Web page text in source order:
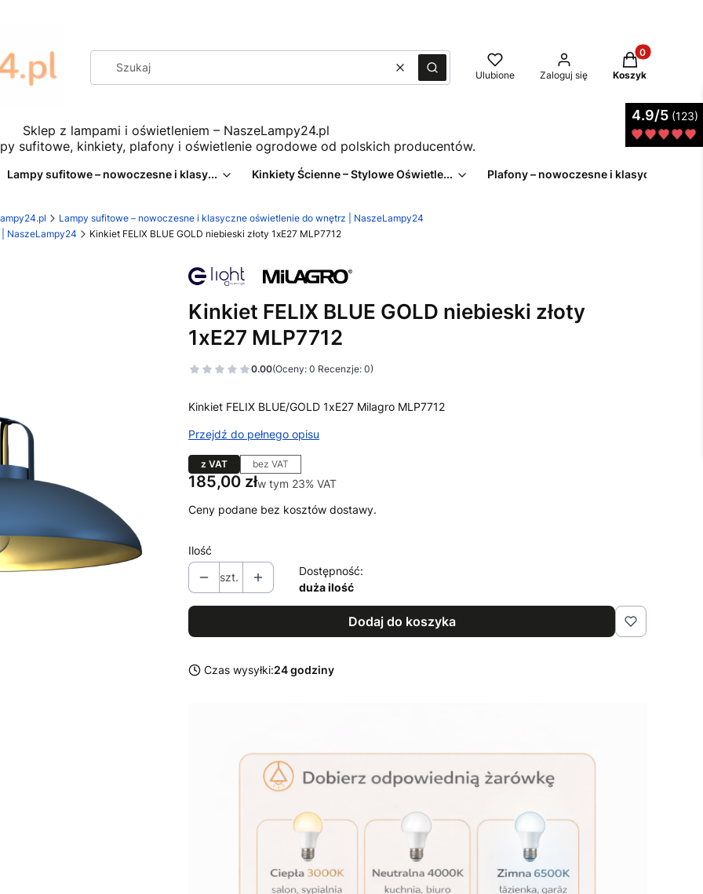
WyczyśćSzukaj Ulubione Zaloguj się
Produkty w
Koszyk
Sklep z lampami i oświetleniem – NaszeLampy24.pl
sufitowe, kinkiety, plafony i oświetlenie ogrodowe od polskich producentów.
Lampy sufitowe – nowoczesne i klasy... Kinkiety Ścienne – Stylowe Oświetle... Plafony – nowoczesne i klasyczne pl...
Lampy sufitowe – nowoczesne i klasyczne oświetlenie do wnętrz | NaszeLampy24
NaszeLampy24
Kinkiet FELIX BLUE GOLD niebieski złoty 1xE27 MLP7712
Kinkiet FELIX BLUE GOLD niebieski złoty
1xE27 MLP7712
0.00(Oceny: 0 Recenzje: 0)
Kinkiet FELIX BLUE/GOLD 1xE27 Milagro MLP7712
Przejdź do pełnego opisu
z VAT bez VAT
Cena
185,00 złw tym 23% VAT
w tym 23% VAT
Ceny podane bez kosztów dostawy.
Ilość
szt.
Dostępność:
duża ilość
Dodaj do koszyka
Czas wysyłki:24 godziny
4.9/5 (123)